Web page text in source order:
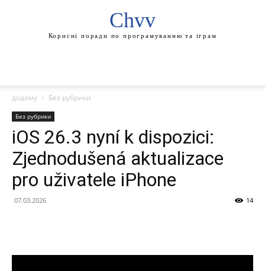
Chvv
Корисні поради по програмуванню та іграм
додому Без рубрики
Без рубрики
iOS 26.3 nyní k dispozici:
Zjednodušená aktualizace
pro uživatele iPhone
07.03.2026 14